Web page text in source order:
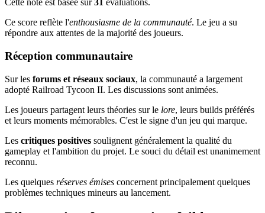
Cette note est basée sur31 évaluations.
Ce score reflète l'enthousiasme de la communauté. Le jeu a su
répondre aux attentes de la majorité des joueurs.
Réception communautaire
Sur les forums et réseaux sociaux, la communauté a largement
adopté Railroad Tycoon II. Les discussions sont animées.
Les joueurs partagent leurs théories sur le lore, leurs builds préférés
et leurs moments mémorables. C'est le signe d'un jeu qui marque.
Les critiques positives soulignent généralement la qualité du
gameplay et l'ambition du projet. Le souci du détail est unanimement
reconnu.
Les quelques réserves émises concernent principalement quelques
problèmes techniques mineurs au lancement.